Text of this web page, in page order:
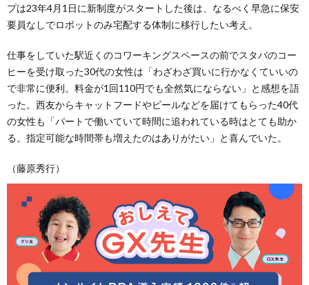
プは23年4月1日に新制度がスタートした後は、なるべく早急に保安
要員なしでロボットのみ宅配する体制に移行したい考え。
仕事をしていた駅近くのコワーキングスペースの前でスタバのコー
ヒーを受け取った30代の女性は「わざわざ買いに行かなくていいの
で非常に便利。料金が1回110円でも全然気にならない」と感想を語
った。西友からキャットフードやビールなどを届けてもらった40代
の女性も「パートで働いていて時間に追われている時はとても助か
る。指定可能な時間帯も増えたのはありがたい」と喜んでいた。
（藤原秀行）